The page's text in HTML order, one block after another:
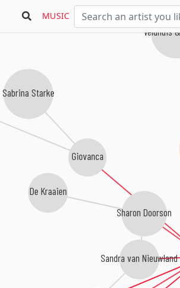
MUSIC
Sandra van Nieuwland
Giovanca
Sharon Doorson
Sabrina Starke
Veldhuis
De Kraaien